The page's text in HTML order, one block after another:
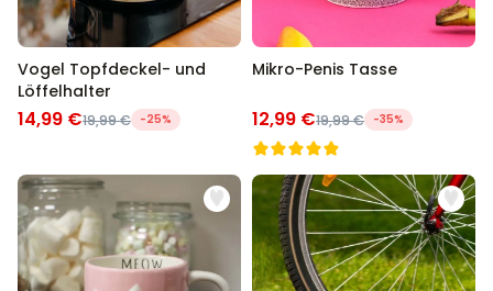
Vogel Topfdeckel- und
Löffelhalter
14,99 €19,99 € -25%
Mikro-Penis Tasse
12,99 €19,99 € -35%